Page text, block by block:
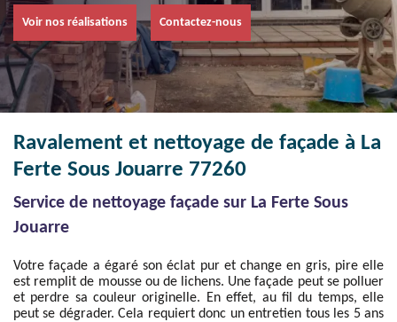
Voir nos réalisations Contactez-nous
Ravalement et nettoyage de façade à La
Ferte Sous Jouarre 77260
Service de nettoyage façade sur La Ferte Sous
Jouarre
Votre façade a égaré son éclat pur et change en gris, pire elle
est remplit de mousse ou de lichens. Une façade peut se polluer
et perdre sa couleur originelle. En effet, au fil du temps, elle
peut se dégrader. Cela requiert donc un entretien tous les 5 ans